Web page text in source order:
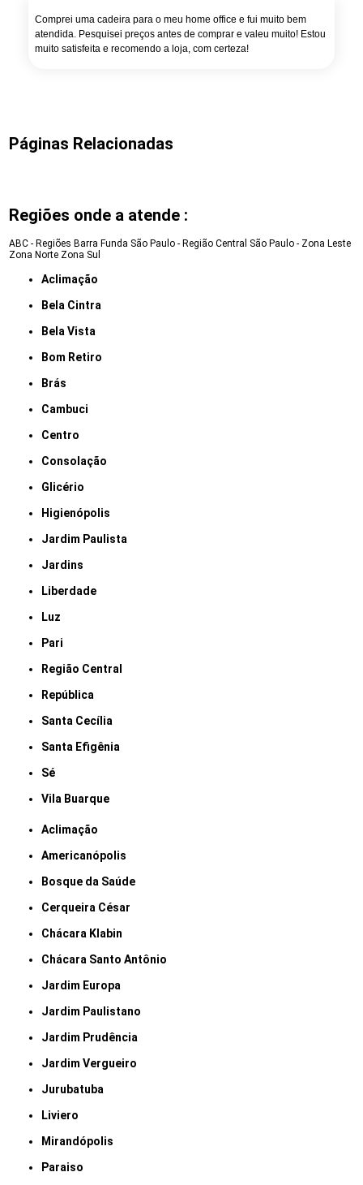
Comprei uma cadeira para o meu home office e fui muito bem
atendida. Pesquisei preços antes de comprar e valeu muito! Estou
muito satisfeita e recomendo a loja, com certeza!
Páginas Relacionadas
Regiões onde a atende :
ABC - Regiões Barra Funda São Paulo - Região Central São Paulo - Zona Leste
Zona Norte Zona Sul
Aclimação
Bela Cintra
Bela Vista
Bom Retiro
Brás
Cambuci
Centro
Consolação
Glicério
Higienópolis
Jardim Paulista
Jardins
Liberdade
Luz
Pari
Região Central
República
Santa Cecília
Santa Efigênia
Sé
Vila Buarque
Aclimação
Americanópolis
Bosque da Saúde
Cerqueira César
Chácara Klabin
Chácara Santo Antônio
Jardim Europa
Jardim Paulistano
Jardim Prudência
Jardim Vergueiro
Jurubatuba
Liviero
Mirandópolis
Paraiso